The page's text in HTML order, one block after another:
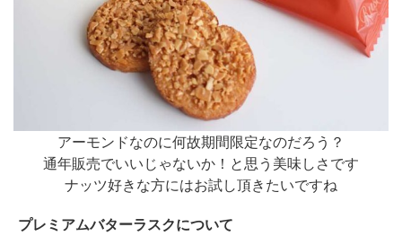
アーモンドなのに何故期間限定なのだろう？
通年販売でいいじゃないか！と思う美味しさです
ナッツ好きな方にはお試し頂きたいですね
プレミアムバターラスクについて